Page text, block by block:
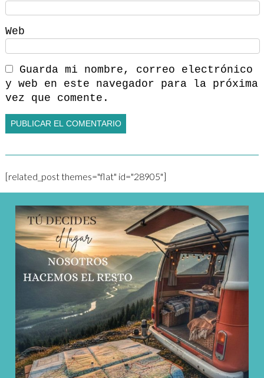
Web
Guarda mi nombre, correo electrónico
y web en este navegador para la próxima
vez que comente.
[related_post themes="flat" id="28905"]